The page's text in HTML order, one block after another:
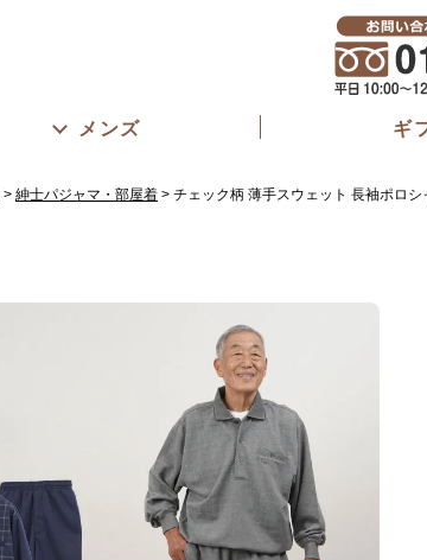
メンズ ギ
紳士パジャマ・部屋着 チェック柄 薄手スウェット 長袖ポロ